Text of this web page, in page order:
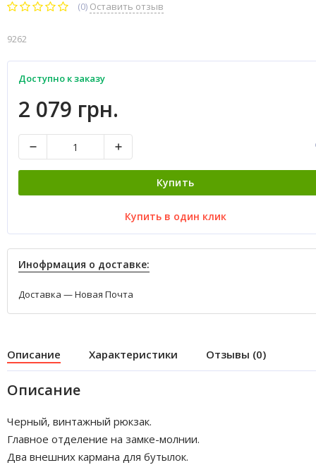
(0) Оставить отзыв
9262
Доступно к заказу
2 079 грн.
Купить
Купить в один клик
Инофрмация о доставке:
Доставка — Новая Почта
Описание Характеристики Отзывы (0)
Описание
Черный, винтажный рюкзак.
Главное отделение на замке-молнии.
Два внешних кармана для бутылок.